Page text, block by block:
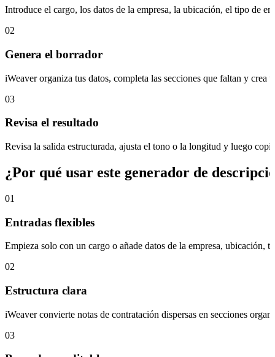
Introduce el cargo, los datos de la empresa, la ubicación, el tipo de
02
Genera el borrador
iWeaver organiza tus datos, completa las secciones que faltan y
03
Revisa el resultado
Revisa la salida estructurada, ajusta el tono o la longitud y luego
¿Por qué usar este generador de
01
Entradas flexibles
Empieza solo con un cargo o añade datos de la empresa, ubicación,
02
Estructura clara
iWeaver convierte notas de contratación dispersas en secciones
03